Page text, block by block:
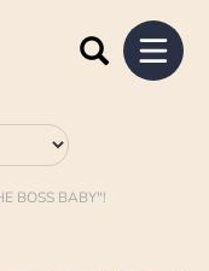
BOSS BABY"!